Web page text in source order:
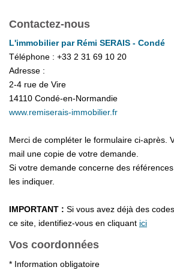
BIENS VENDUS
Assurance
Extranet
NOS AGENCES
Contactez-nous
L'immobilier par Rémi SERAIS - Condé
Téléphone : +33 2 31 69 10 20
Adresse :
2-4 rue de Vire
14110 Condé-en-Normandie
www.remiserais-immobilier.fr
Merci de compléter le formulaire ci-après.
mail une copie de votre demande.
Si votre demande concerne des
les indiquer.
IMPORTANT : Si vous avez déjà des
ce site, identifiez-vous en cliquant ici
Vos coordonnées
* Information obligatoire